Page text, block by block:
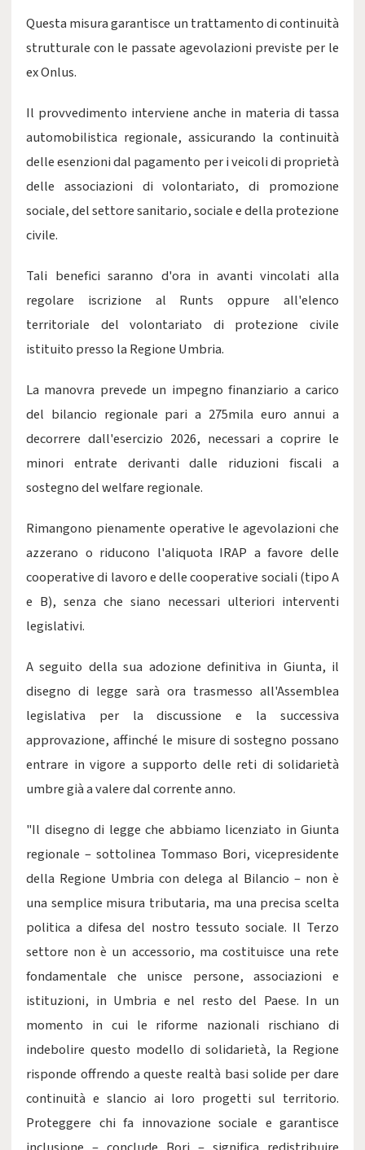
Questa misura garantisce un trattamento di continuità
strutturale con le passate agevolazioni previste per le
ex Onlus.
Il provvedimento interviene anche in materia di tassa
automobilistica regionale, assicurando la continuità
delle esenzioni dal pagamento per i veicoli di proprietà
delle associazioni di volontariato, di promozione
sociale, del settore sanitario, sociale e della protezione
civile.
Tali benefici saranno d'ora in avanti vincolati alla
regolare iscrizione al Runts oppure all'elenco
territoriale del volontariato di protezione civile
istituito presso la Regione Umbria.
La manovra prevede un impegno finanziario a carico
del bilancio regionale pari a 275mila euro annui a
decorrere dall'esercizio 2026, necessari a coprire le
minori entrate derivanti dalle riduzioni fiscali a
sostegno del welfare regionale.
Rimangono pienamente operative le agevolazioni che
azzerano o riducono l'aliquota IRAP a favore delle
cooperative di lavoro e delle cooperative sociali (tipo A
e B), senza che siano necessari ulteriori interventi
legislativi.
A seguito della sua adozione definitiva in Giunta, il
disegno di legge sarà ora trasmesso all'Assemblea
legislativa per la discussione e la successiva
approvazione, affinché le misure di sostegno possano
entrare in vigore a supporto delle reti di solidarietà
umbre già a valere dal corrente anno.
"Il disegno di legge che abbiamo licenziato in Giunta
regionale – sottolinea Tommaso Bori, vicepresidente
della Regione Umbria con delega al Bilancio – non è
una semplice misura tributaria, ma una precisa scelta
politica a difesa del nostro tessuto sociale. Il Terzo
settore non è un accessorio, ma costituisce una rete
fondamentale che unisce persone, associazioni e
istituzioni, in Umbria e nel resto del Paese. In un
momento in cui le riforme nazionali rischiano di
indebolire questo modello di solidarietà, la Regione
risponde offrendo a queste realtà basi solide per dare
continuità e slancio ai loro progetti sul territorio.
Proteggere chi fa innovazione sociale e garantisce